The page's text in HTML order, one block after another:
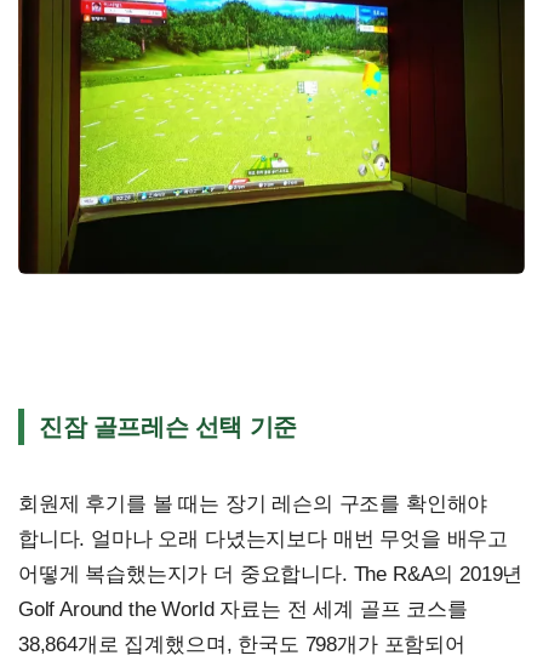
진잠 골프레슨 선택 기준
회원제 후기를 볼 때는 장기 레슨의 구조를 확인해야
합니다. 얼마나 오래 다녔는지보다 매번 무엇을 배우고
어떻게 복습했는지가 더 중요합니다. The R&A의 2019년
Golf Around the World 자료는 전 세계 골프 코스를
38,864개로 집계했으며, 한국도 798개가 포함되어